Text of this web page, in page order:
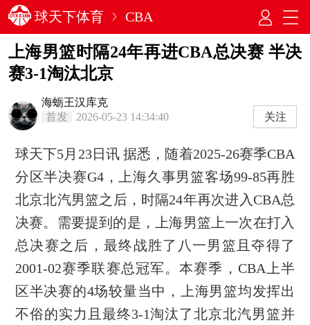
球天下体育 CBA
上海男篮时隔24年再进CBA总决赛 半决
赛3-1淘汰北京
海蛎王汉库克
首发
2026-05-23 14:34:40 关注
球天下5月23日讯 据悉，随着2025-26赛季CBA
分区半决赛G4，上海久事男篮客场99-85再胜
北京北汽男篮之后，时隔24年再次进入CBA总
决赛。需要提到的是，上海男篮上一次在打入
总决赛之后，最终战胜了八一男篮且夺得了
2001-02赛季联赛总冠军。本赛季，CBA上半
区半决赛的4场较量当中，上海男篮均发挥出
不俗的实力且最终3-1淘汰了北京北汽男篮并